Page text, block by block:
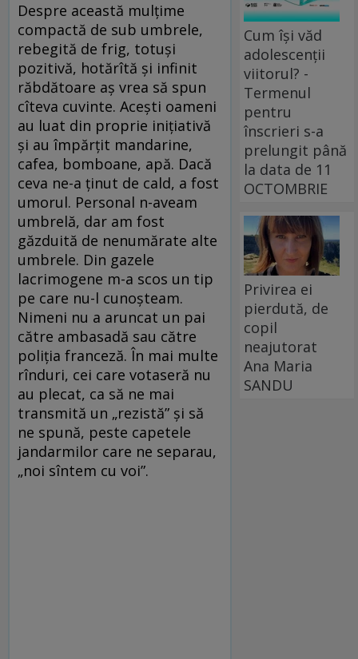
Despre această mulțime
compactă de sub umbrele,
rebegită de frig, totuși
pozitivă, hotărîtă și infinit
răbdătoare aș vrea să spun
cîteva cuvinte. Acești oameni
au luat din proprie inițiativă
și au împărțit mandarine,
cafea, bomboane, apă. Dacă
ceva ne-a ținut de cald, a fost
umorul. Personal n-aveam
umbrelă, dar am fost
găzduită de nenumărate alte
umbrele. Din gazele
lacrimogene m-a scos un tip
pe care nu-l cunoșteam.
Nimeni nu a aruncat un pai
către ambasadă sau către
poliția franceză. În mai multe
rînduri, cei care votaseră nu
au plecat, ca să ne mai
transmită un „rezistă” și să
ne spună, peste capetele
jandarmilor care ne separau,
„noi sîntem cu voi”.
Cum își văd
adolescenții
viitorul? -
Termenul
pentru
înscrieri s-a
prelungit până
la data de 11
OCTOMBRIE
Privirea ei
pierdută, de
copil
neajutorat
Ana Maria
SANDU